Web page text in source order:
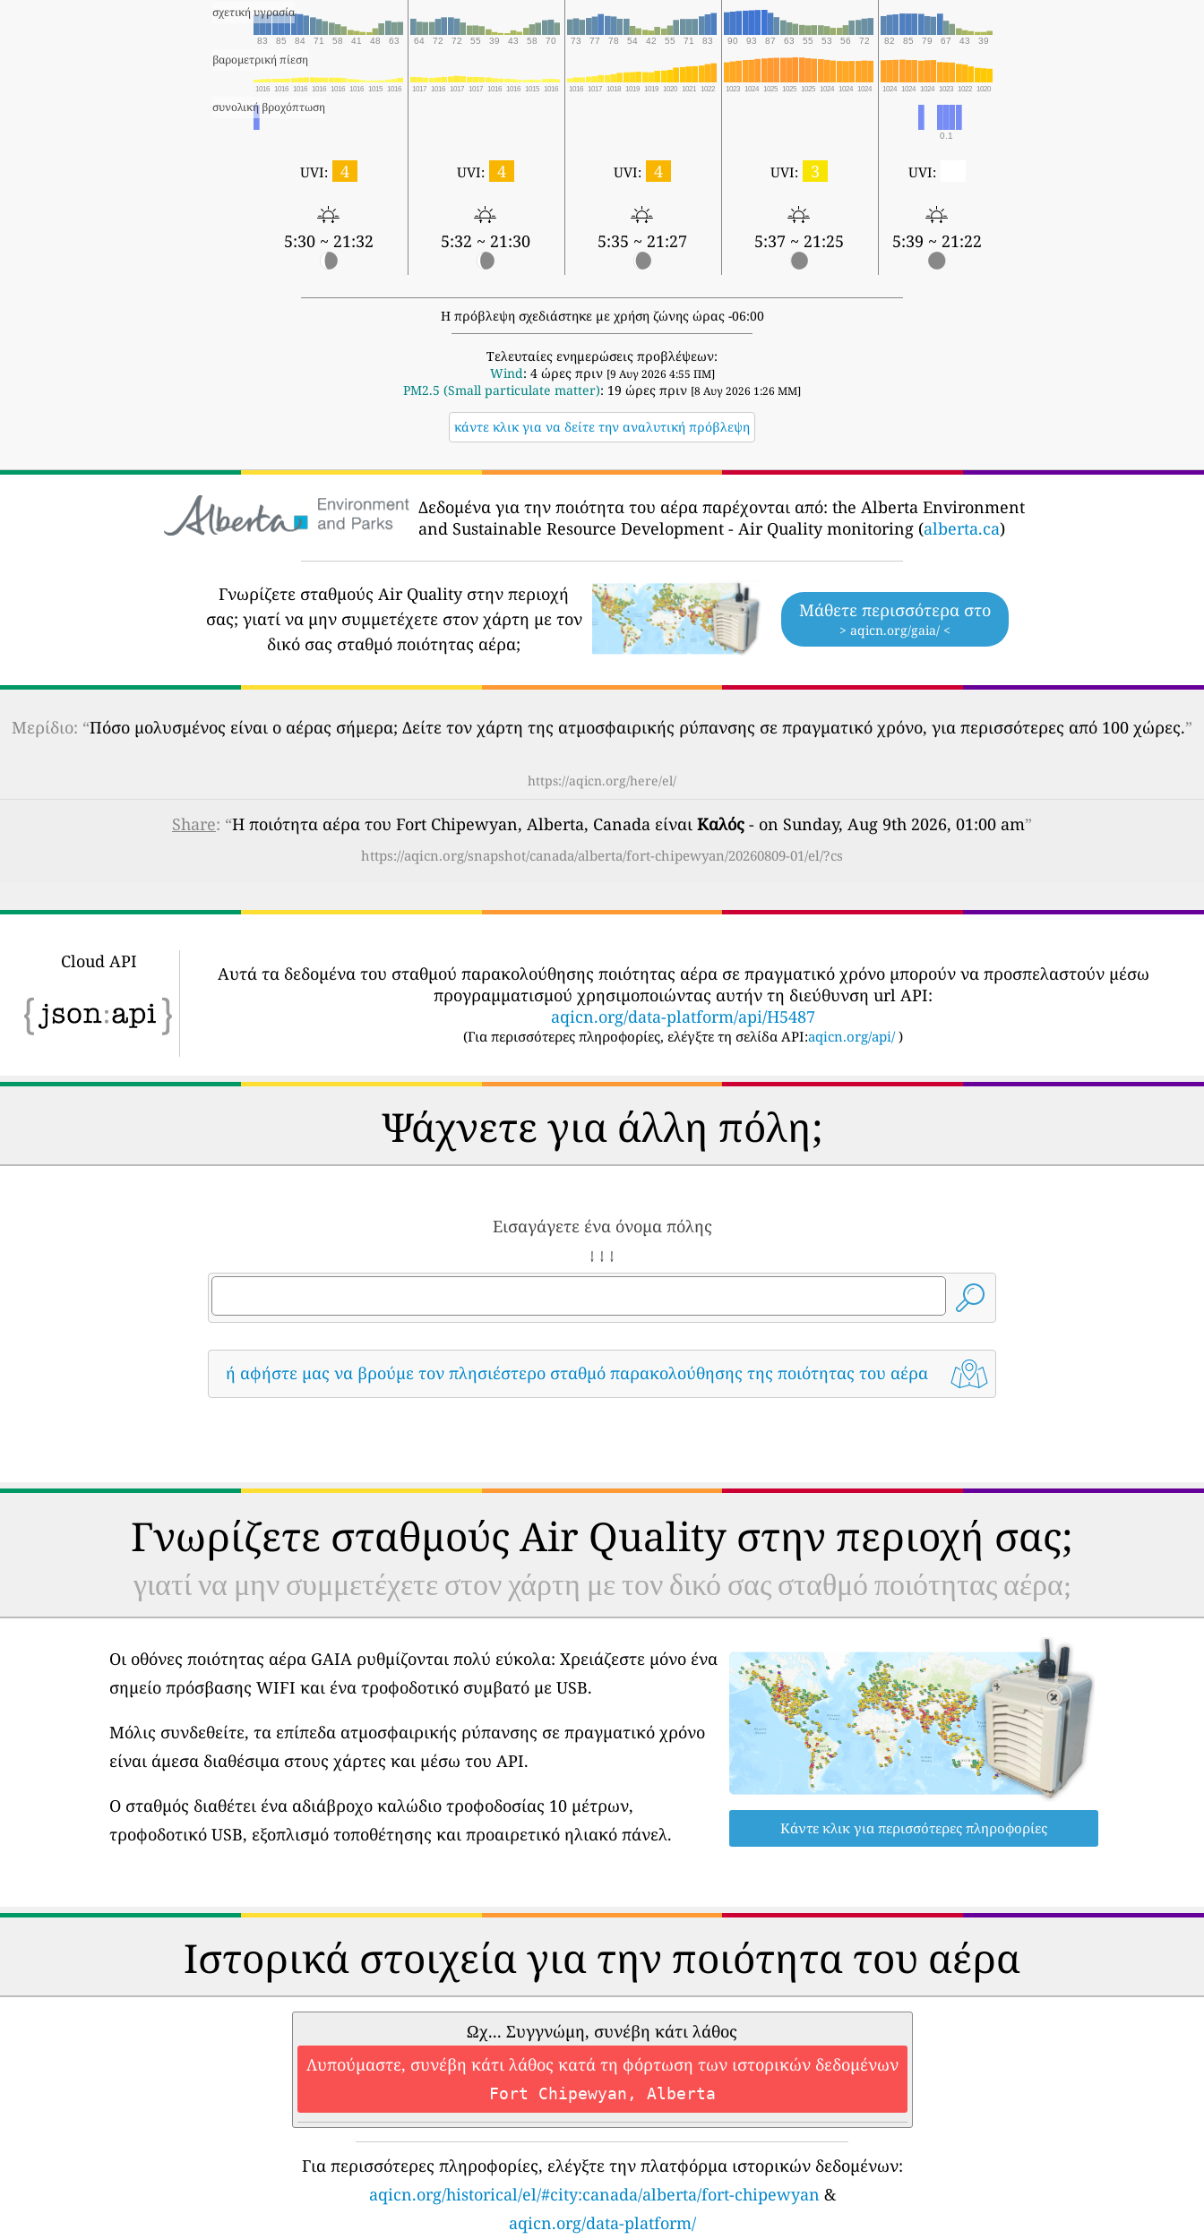
σχετική υγρασία
83 85 84 71 58 41 48 63 64 72 72 55 39 43 58 70 73 77 78 54 42 55 71 83 90 93 87 63 55 53 56 72 82 85 79 67 43 39
βαρομετρική πίεση
1016 1016 1016 1016 1016 1016 1015 1016 1017 1016 1017 1017 1016 1016 1015 1016 1016 1017 1018 1019 1019 1020 1021 1022 1023 1024 1025 1025 1025 1024 1024 1024 1024 1024 1024 1023 1022 1020
συνολική βροχόπτωση
0.1
UVI: 4
5:30 ~ 21:32
UVI: 4
5:32 ~ 21:30
UVI: 4
5:35 ~ 21:27
UVI: 3
5:37 ~ 21:25
UVI:
5:39 ~ 21:22
Η πρόβλεψη σχεδιάστηκε με χρήση ζώνης ώρας -06:00
Τελευταίες ενημερώσεις προβλέψεων:
Wind: 4 ώρες πριν [9 Αυγ 2026 4:55 ΠΜ]
PM2.5 (Small particulate matter): 19 ώρες πριν [8 Αυγ 2026 1:26 ΜΜ]
κάντε κλικ για να δείτε την αναλυτική πρόβλεψη
Δεδομένα για την ποιότητα του αέρα παρέχονται από: the Alberta Environment
and Sustainable Resource Development - Air Quality monitoring (alberta.ca)
Γνωρίζετε σταθμούς Air Quality στην περιοχή
σας; γιατί να μην συμμετέχετε στον χάρτη με τον
δικό σας σταθμό ποιότητας αέρα;
Μάθετε περισσότερα στο
> aqicn.org/gaia/ <
Μερίδιο: “Πόσο μολυσμένος είναι ο αέρας σήμερα; Δείτε τον χάρτη της ατμοσφαιρικής ρύπανσης σε πραγματικό χρόνο, για περισσότερες από 100 χώρες.”
https://aqicn.org/here/el/
Share: “Η ποιότητα αέρα του Fort Chipewyan, Alberta, Canada είναι Καλός - on Sunday, Aug 9th 2026, 01:00 am”
https://aqicn.org/snapshot/canada/alberta/fort-chipewyan/20260809-01/el/?cs
Cloud API
Αυτά τα δεδομένα του σταθμού παρακολούθησης ποιότητας αέρα σε πραγματικό χρόνο μπορούν να προσπελαστούν μέσω
προγραμματισμού χρησιμοποιώντας αυτήν τη διεύθυνση url API:
aqicn.org/data-platform/api/H5487
(Για περισσότερες πληροφορίες, ελέγξτε τη σελίδα API:aqicn.org/api/ )
Ψάχνετε για άλλη πόλη;
Εισαγάγετε ένα όνομα πόλης
↓ ↓ ↓
ή αφήστε μας να βρούμε τον πλησιέστερο σταθμό παρακολούθησης της ποιότητας του αέρα
Γνωρίζετε σταθμούς Air Quality στην περιοχή σας;
γιατί να μην συμμετέχετε στον χάρτη με τον δικό σας σταθμό ποιότητας αέρα;
Οι οθόνες ποιότητας αέρα GAIA ρυθμίζονται πολύ εύκολα: Χρειάζεστε μόνο ένα
σημείο πρόσβασης WIFI και ένα τροφοδοτικό συμβατό με USB.
Μόλις συνδεθείτε, τα επίπεδα ατμοσφαιρικής ρύπανσης σε πραγματικό χρόνο
είναι άμεσα διαθέσιμα στους χάρτες και μέσω του API.
Ο σταθμός διαθέτει ένα αδιάβροχο καλώδιο τροφοδοσίας 10 μέτρων,
τροφοδοτικό USB, εξοπλισμό τοποθέτησης και προαιρετικό ηλιακό πάνελ.
Κάντε κλικ για περισσότερες πληροφορίες
Ιστορικά στοιχεία για την ποιότητα του αέρα
Ωχ... Συγγνώμη, συνέβη κάτι λάθος
Λυπούμαστε, συνέβη κάτι λάθος κατά τη φόρτωση των ιστορικών δεδομένων
Fort Chipewyan, Alberta
Για περισσότερες πληροφορίες, ελέγξτε την πλατφόρμα ιστορικών δεδομένων:
aqicn.org/historical/el/#city:canada/alberta/fort-chipewyan &
aqicn.org/data-platform/